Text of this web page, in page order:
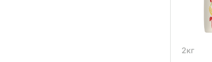
2кг